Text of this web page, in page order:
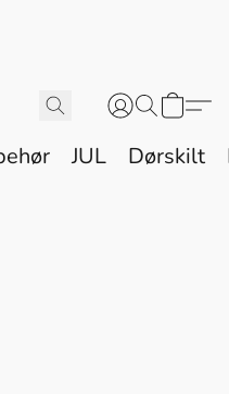
JUL Dørskilt